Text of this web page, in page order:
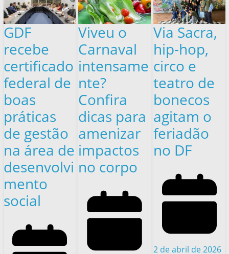
GDF
recebe
certificado
federal de
boas
práticas
de gestão
na área de
desenvolvi
mento
social
Viveu o
Carnaval
intensame
nte?
Confira
dicas para
amenizar
impactos
no corpo
Via Sacra,
hip-hop,
circo e
teatro de
bonecos
agitam o
feriadão
no DF
2 de abril de 2026